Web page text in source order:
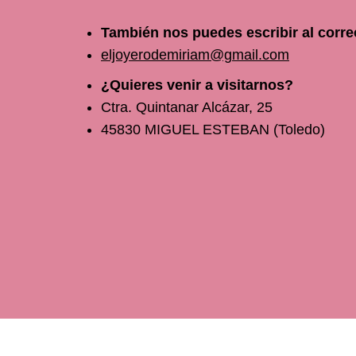
También nos puedes escribir al
eljoyerodemiriam@gmail.com
¿Quieres venir a visitarnos?
Ctra. Quintanar Alcázar, 25
45830 MIGUEL ESTEBAN (Toledo)